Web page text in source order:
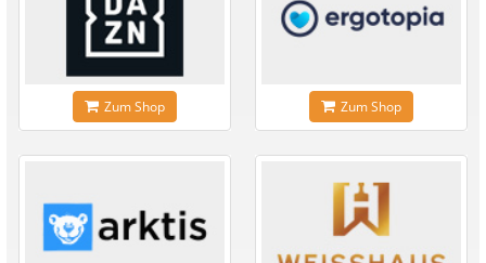
Zum Shop Zum Shop